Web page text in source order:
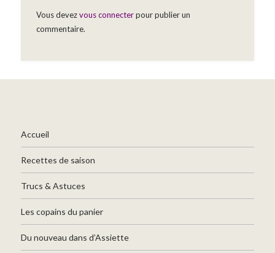
Vous devezvous connecterpour publier un
commentaire.
Accueil
Recettes de saison
Trucs & Astuces
Les copains du panier
Du nouveau dans d’Assiette